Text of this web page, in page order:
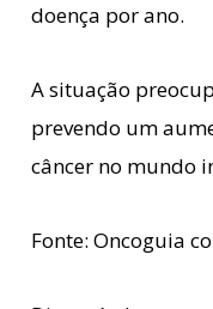
doença por ano.
A situação
prevendo um
câncer no mundo
Fonte: Oncoguia